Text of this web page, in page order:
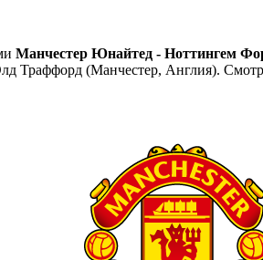
Манчестер Юнайтед - Ноттингем
Траффорд (Манчестер, Англия).